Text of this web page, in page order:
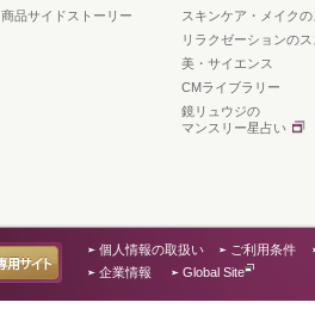
商品サイドストーリー
スキンケア・メイク
リラクゼーションの
美・サイエンス
CMライブラリー
鏡リュウジの
マンスリー星占い
個人情報の取扱い
ご利用条件
企業情報
Global Site